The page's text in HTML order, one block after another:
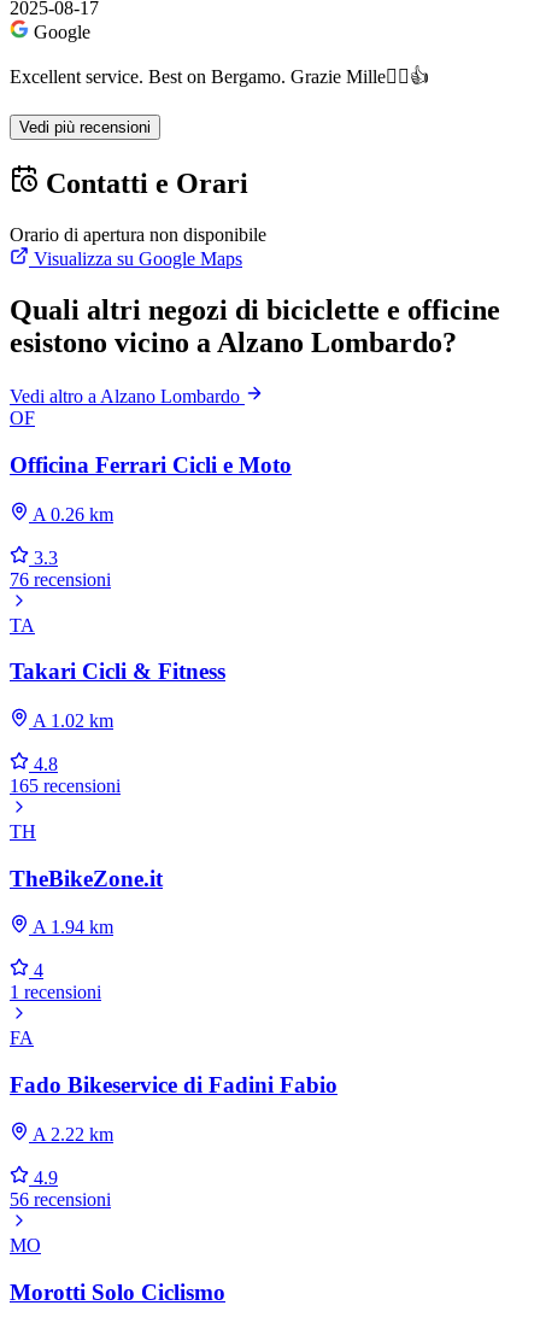
2025-08-17
Google
Excellent service. Best on Bergamo. Grazie Mille🚴‍♂️👍
Vedi più recensioni
Contatti e Orari
Orario di apertura non disponibile
Visualizza su Google Maps
Quali altri negozi di biciclette e officine
esistono vicino a Alzano Lombardo?
Vedi altro a Alzano Lombardo
OF
Officina Ferrari Cicli e Moto
A 0.26 km
3.3
76 recensioni
TA
Takari Cicli & Fitness
A 1.02 km
4.8
165 recensioni
TH
TheBikeZone.it
A 1.94 km
4
1 recensioni
FA
Fado Bikeservice di Fadini Fabio
A 2.22 km
4.9
56 recensioni
MO
Morotti Solo Ciclismo